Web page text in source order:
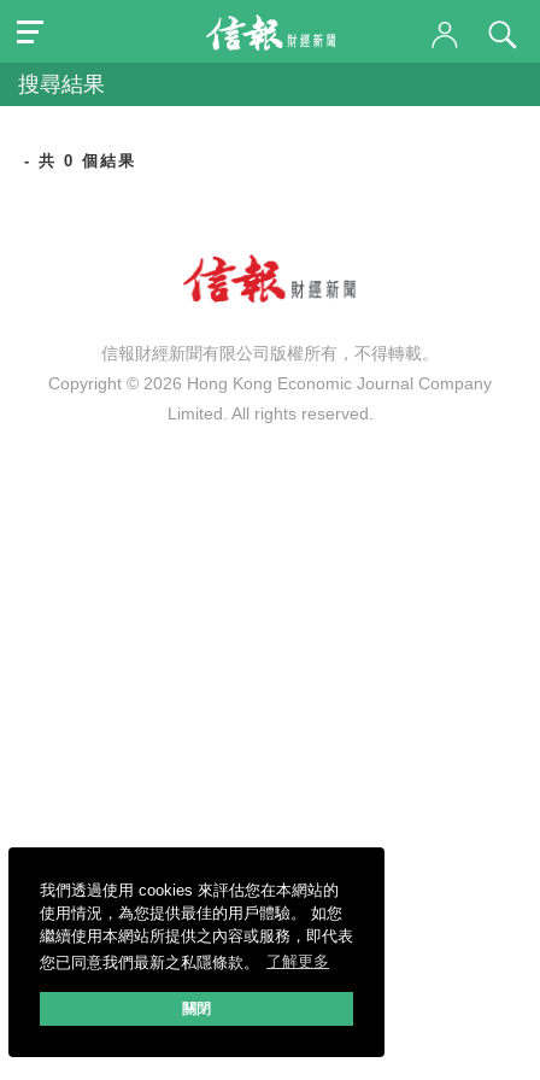
我們透過使用 cookies 來評估您在本網站的
使用情況，為您提供最佳的用戶體驗。 如您
繼續使用本網站所提供之內容或服務，即代表
您已同意我們最新之私隱條款。
了解更多
關閉
搜尋結果
- 共 0 個結果
信報財經新聞有限公司版權所有，不得轉載。
Copyright © 2026 Hong Kong Economic Journal Company
Limited. All rights reserved.